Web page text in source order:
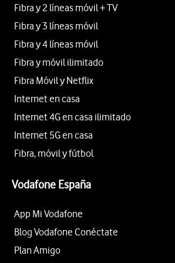
Fibra y 2 líneas móvil + TV
Fibra y 3 líneas móvil
Fibra y 4 líneas móvil
Fibra y móvil ilimitado
Fibra Móvil y Netflix
Internet en casa
Internet 4G en casa ilimitado
Internet 5G en casa
Fibra, móvil y fútbol
Vodafone España
App Mi Vodafone
Blog Vodafone Conéctate
Plan Amigo